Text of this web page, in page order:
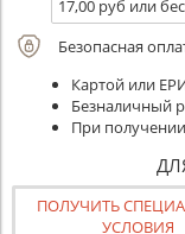
17,00 руб или
Безопасная
Картой или
Безналичный
При
ПОЛУЧИТЬ
УСЛОВИЯ